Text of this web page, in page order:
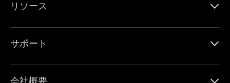
リソース
サポート
会社概要